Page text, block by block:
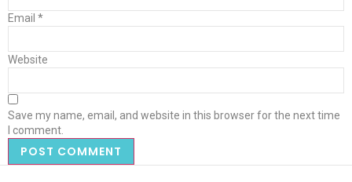
Email *
Website
Save my name, email, and website in this browser for the next time
I comment.